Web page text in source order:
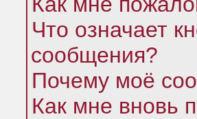
Что означает
сообщения?
Почему моё
Как мне вновь